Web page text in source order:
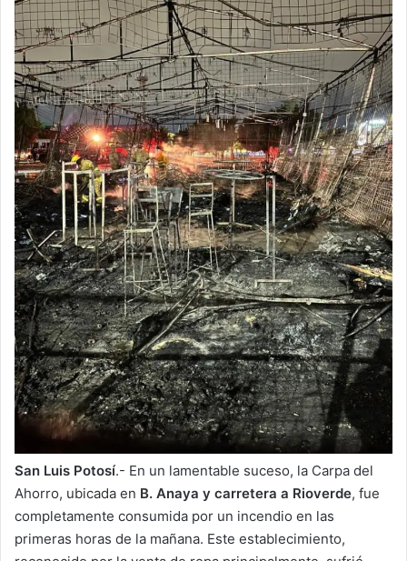
San Luis Potosí.- En un lamentable suceso, la Carpa del
Ahorro, ubicada en B. Anaya y carretera a Rioverde, fue
completamente consumida por un incendio en las
primeras horas de la mañana. Este establecimiento,